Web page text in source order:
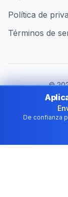
Política de
Términos de
©
Al
De confianza